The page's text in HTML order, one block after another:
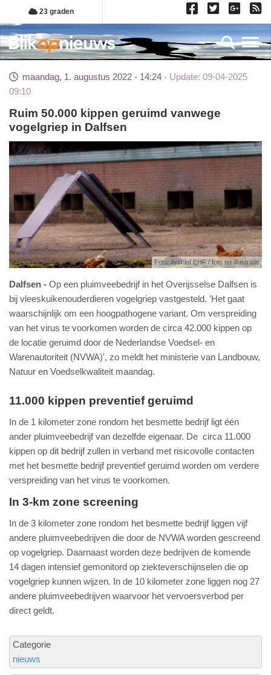
Overslaan
en
naar
de
gaan
23 graden
maandag, 1. augustus 2022 - 14:24
Update: 09-04-2025
09:10
Ruim 50.000 kippen geruimd vanwege
vogelgriep in Dalfsen
Foto: Archief EHF / foto ter illustratie
Dalfsen
Op een pluimveebedrijf in het Overijsselse Dalfsen is
bij vleeskuikenouderdieren vogelgriep vastgesteld. 'Het gaat
waarschijnlijk om een hoogpathogene variant. Om verspreiding
van het virus te voorkomen worden de circa 42.000 kippen op
de locatie geruimd door de Nederlandse Voedsel- en
Warenautoriteit (NVWA)', zo meldt het ministerie van Landbouw,
Natuur en Voedselkwaliteit maandag.
11.000 kippen preventief geruimd
In de 1 kilometer zone rondom het besmette bedrijf ligt één
ander pluimveebedrijf van dezelfde eigenaar. De circa 11.000
kippen op dit bedrijf zullen in verband met risicovolle contacten
met het besmette bedrijf preventief geruimd worden om verdere
verspreiding van het virus te voorkomen.
In 3-km zone screening
In de 3 kilometer zone rondom het besmette bedrijf liggen vijf
andere pluimveebedrijven die door de NVWA worden gescreend
op vogelgriep. Daarnaast worden deze bedrijven de komende
14 dagen intensief gemonitord op ziekteverschijnselen die op
vogelgriep kunnen wijzen. In de 10 kilometer zone liggen nog 27
andere pluimveebedrijven waarvoor het vervoersverbod per
direct geldt.
Categorie
nieuws